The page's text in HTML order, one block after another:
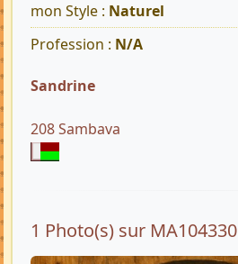
mon Style : Naturel
Profession : N/A
Sandrine
208 Sambava
1 Photo(s) sur MA104330